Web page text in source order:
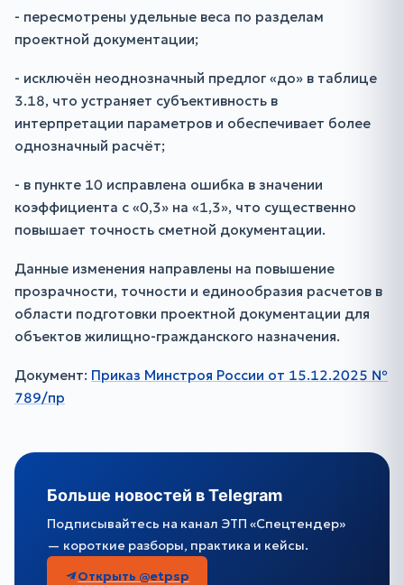
- пересмотрены удельные веса по разделам
проектной документации;
- исключён неоднозначный предлог «до» в таблице
3.18, что устраняет субъективность в
интерпретации параметров и обеспечивает более
однозначный расчёт;
- в пункте 10 исправлена ошибка в значении
коэффициента с «0,3» на «1,3», что существенно
повышает точность сметной документации.
Данные изменения направлены на повышение
прозрачности, точности и единообразия расчетов в
области подготовки проектной документации для
объектов жилищно-гражданского назначения.
Документ: Приказ Минстроя России от 15.12.2025 №
789/пр
Больше новостей в Telegram
Подписывайтесь на канал ЭТП «Спецтендер»
— короткие разборы, практика и кейсы.
Открыть @etpsp